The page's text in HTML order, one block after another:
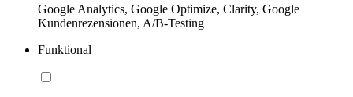
Google Analytics, Google Optimize, Clarity, Google
Kundenrezensionen, A/B-Testing
Funktional